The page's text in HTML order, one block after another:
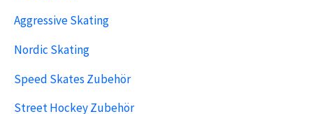
Aggressive Skating
Nordic Skating
Speed Skates Zubehör
Street Hockey Zubehör